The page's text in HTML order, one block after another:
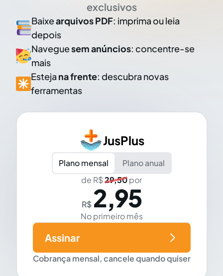
exclusivos
Baixearquivos PDF: imprima ou leia
depois
Naveguesem anúncios: concentre-se
mais
Esteja na frente: descubra novas
ferramentas
JusPlus
Plano mensal
Plano anual
de R$29,50por
R$ 2,95
No primeiro mês
Cobrança mensal, cancele quando quiser
Assinar